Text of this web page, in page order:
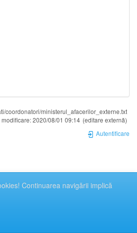
coordonatori/ministerul_afacerilor_externe.txt
modificare:2020/08/01 09:14 (editare externă)
Autentificare
Continuarea navigării implică